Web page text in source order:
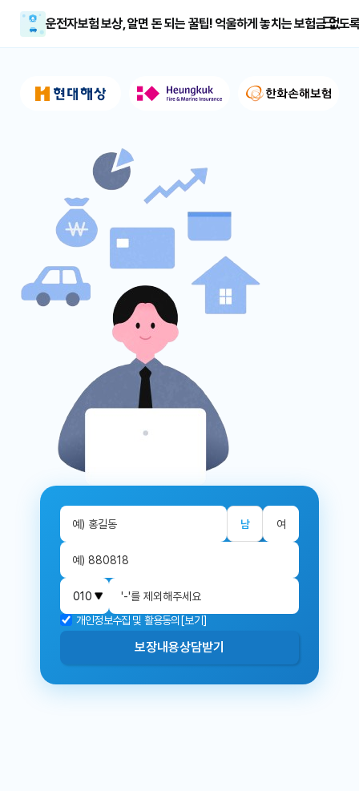
운전자보험 보상, 알면 돈 되는 꿀팁! 억울하게 놓치는 보험금 없도
남 여
개인정보수집 및 활용동의[보기]
보장내용상담받기